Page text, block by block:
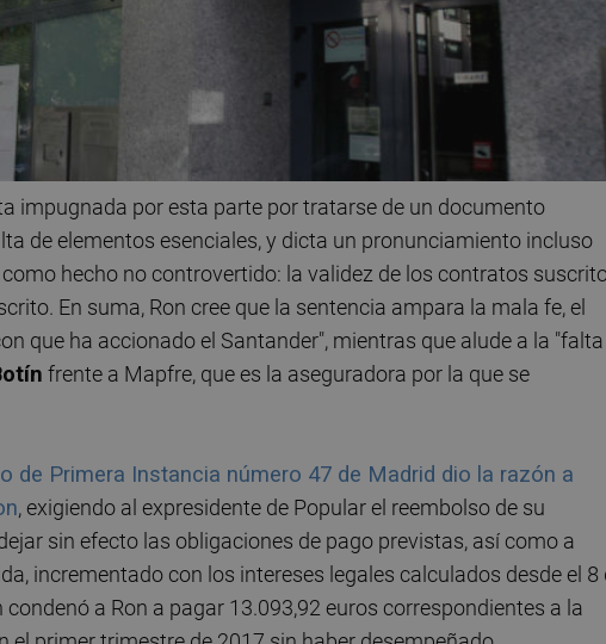
impugnada por esta parte por tratarse de un documento
de elementos esenciales, y dicta un pronunciamiento incluso
hecho no controvertido: la validez de los contratos
En suma, Ron cree que la sentencia ampara la mala fe, el
que ha accionado el Santander", mientras que alude a la "falta
frente a Mapfre, que es la aseguradora por la que se
de Primera Instancia número 47 de Madrid dio la razón a
, exigiendo al expresidente de Popular el reembolso de su
sin efecto las obligaciones de pago previstas, así como a
incrementado con los intereses legales calculados desde el 8
a Ron a pagar 13.093,92 euros correspondientes a la